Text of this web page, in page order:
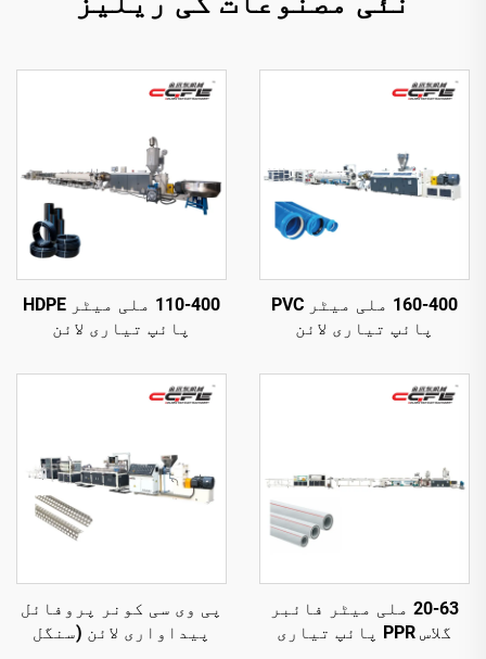
160-400 ملی میٹر PVC
پائپ تیاری لائن
110-400 ملی میٹر HDPE
پائپ تیاری لائن
20-63 ملی میٹر فائبر
گلاس PPR پائپ تیاری
پی وی سی کونر پروفائل
پیداواری لائن (سنگل